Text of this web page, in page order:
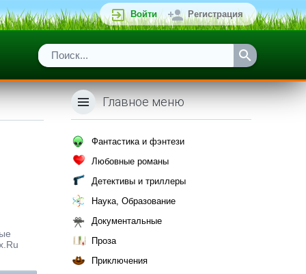
Войти Регистрация
Главное меню
Фантастика и фэнтези
Любовные романы
Детективы и триллеры
Наука, Образование
Документальные
Проза
Приключения